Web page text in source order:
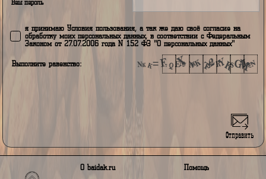
Ваш город проживания
Адрес электронной почты
я принимаю Условия пользования, а так же даю своё согласие
обработку моих персональных данных, в соответствии с
Законом от 27.07.2006 года N 152 ФЗ "О персональных данных"